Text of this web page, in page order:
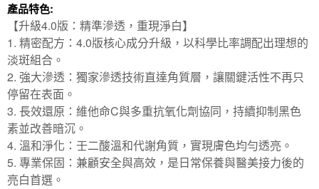
產品特色:
【升級4.0版：精準滲透，重現淨白】
1. 精密配方：4.0版核心成分升級，以科學比率調配出理想的
淡斑組合。
2. 強大滲透：獨家滲透技術直達角質層，讓關鍵活性不再只
停留在表面。
3. 長效還原：維他命C與多重抗氧化劑協同，持續抑制黑色
素並改善暗沉。
4. 溫和淨化：壬二酸溫和代謝角質，實現膚色均勻透亮。
5. 專業保固：兼顧安全與高效，是日常保養與醫美接力後的
亮白首選。